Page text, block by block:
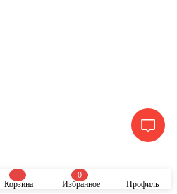
Корзина
0
Избранное
Профиль